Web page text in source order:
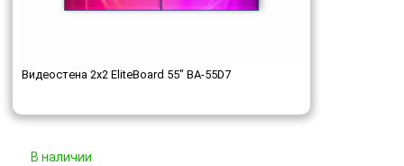
Видеостена 2x2 EliteBoard 55" BA-55D7
В наличии